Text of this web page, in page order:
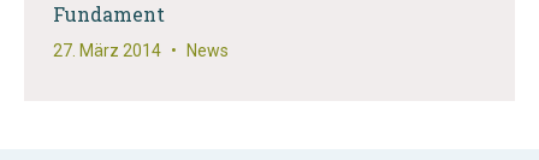
Fundament
27. März 2014 • News